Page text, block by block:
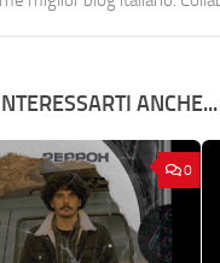
ANCHE...
0